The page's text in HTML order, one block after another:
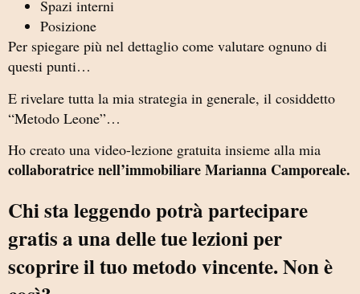
Spazi interni
Posizione
Per spiegare più nel dettaglio come valutare ognuno di
questi punti…
E rivelare tutta la mia strategia in generale, il cosiddetto
“Metodo Leone”…
Ho creato una video-lezione gratuita insieme alla mia
collaboratrice nell’immobiliare Marianna Camporeale.
Chi sta leggendo potrà partecipare
gratis a una delle tue lezioni per
scoprire il tuo metodo vincente. Non è